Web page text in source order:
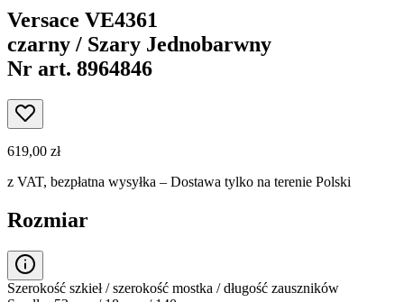
Versace VE4361
czarny / Szary Jednobarwny
Nr art. 8964846
619,00 zł
z VAT, bezpłatna wysyłka – Dostawa tylko na terenie Polski
Rozmiar
Szerokość szkieł / szerokość mostka / długość zauszników